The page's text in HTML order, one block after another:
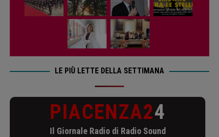
LE PIÙ LETTE DELLA SETTIMANA
PIACENZA24
Il Giornale Radio di Radio Sound